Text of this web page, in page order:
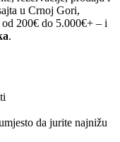
u Crnoj Gori,
200€ do 5.000€+ – i
.
da jurite najnižu